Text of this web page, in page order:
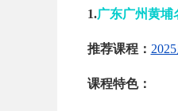
1.广东广州黄埔
推荐课程：
课程特色：